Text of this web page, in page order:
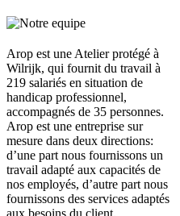
Arop est une Atelier protégé à
Wilrijk, qui fournit du travail à
219 salariés en situation de
handicap professionnel,
accompagnés de 35 personnes.
Arop est une entreprise sur
mesure dans deux directions:
d’une part nous fournissons un
travail adapté aux capacités de
nos employés, d’autre part nous
fournissons des services adaptés
aux besoins du client.